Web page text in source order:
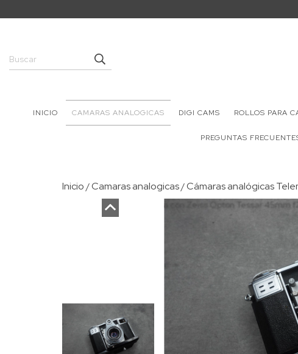
INICIO CAMARAS ANALOGICAS DIGI CAMS ROLLOS PARA
PREGUNTAS
Inicio /Camaras analogicas/Cámaras analógicas